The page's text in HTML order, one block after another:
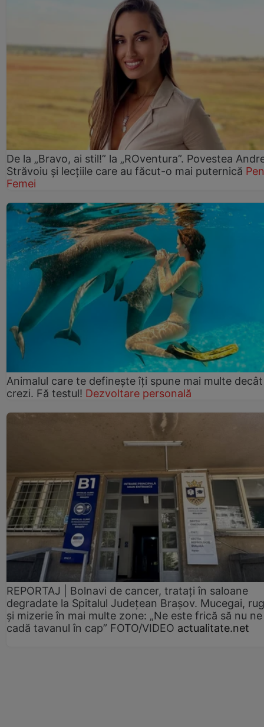
De la „Bravo, ai stil!” la „ROventura”. Povestea
Străvoiu și lecțiile care au făcut-o mai puternică
Femei
Animalul care te definește îți spune mai multe decât
crezi. Fă testul! Dezvoltare personală
REPORTAJ | Bolnavi de cancer, tratați în saloane
degradate la Spitalul Județean Brașov. Mucegai,
și mizerie în mai multe zone: „Ne este frică să nu ne
cadă tavanul în cap” FOTO/VIDEO actualitate.net